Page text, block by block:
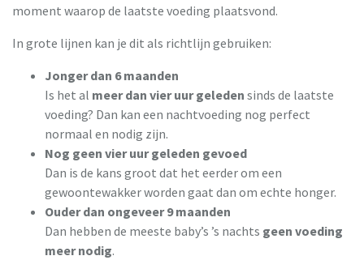
moment waarop de laatste voeding plaatsvond.
In grote lijnen kan je dit als richtlijn gebruiken:
Jonger dan 6 maanden
Is het al meer dan vier uur geleden sinds de laatste
voeding? Dan kan een nachtvoeding nog perfect
normaal en nodig zijn.
Nog geen vier uur geleden gevoed
Dan is de kans groot dat het eerder om een
gewoontewakker worden gaat dan om echte honger.
Ouder dan ongeveer 9 maanden
Dan hebben de meeste baby’s ’s nachts geen voeding
meer nodig.